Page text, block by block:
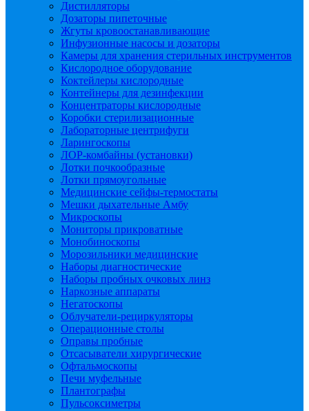
Дистилляторы
Дозаторы пипеточные
Жгуты кровоостанавливающие
Инфузионные насосы и дозаторы
Камеры для хранения стерильных инструментов
Кислородное оборудование
Коктейлеры кислородные
Контейнеры для дезинфекции
Концентраторы кислородные
Коробки стерилизационные
Лабораторные центрифуги
Ларингоскопы
ЛОР-комбайны (установки)
Лотки почкообразные
Лотки прямоугольные
Медицинские сейфы-термостаты
Мешки дыхательные Амбу
Микроскопы
Мониторы прикроватные
Монобиноскопы
Морозильники медицинские
Наборы диагностические
Наборы пробных очковых линз
Наркозные аппараты
Негатоскопы
Облучатели-рециркуляторы
Операционные столы
Оправы пробные
Отсасыватели хирургические
Офтальмоскопы
Печи муфельные
Плантографы
Пульсоксиметры